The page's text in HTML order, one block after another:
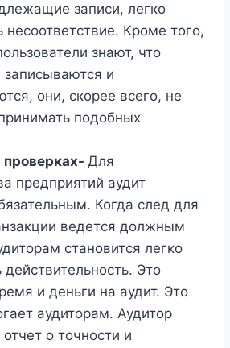
записи, легко
несоответствие. Кроме того,
знают, что
записываются и
они, скорее всего, не
подобных
проверках- Для
предприятий аудит
Когда след для
ведется должным
становится легко
действительность. Это
и деньги на аудит. Это
аудиторам. Аудитор
о точности и